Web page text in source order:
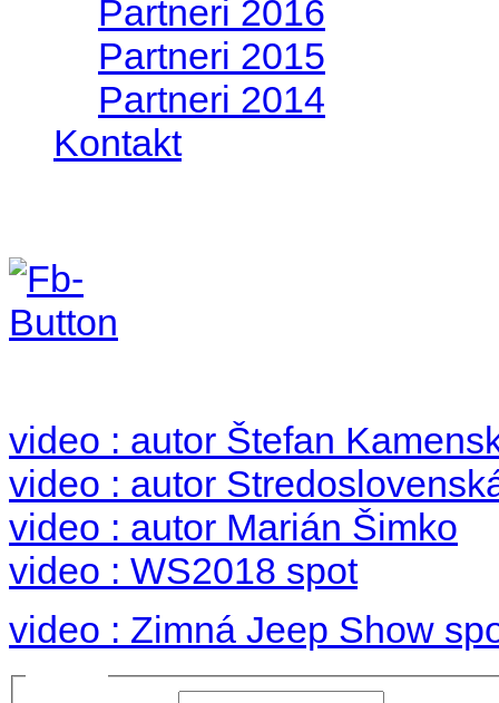
Partneri 2016
Partneri 2015
Partneri 2014
Kontakt
video : autor Štefan
video : autor
video : autor Marián Šimko
video : WS2018 spot
video : Zimná Jeep Show